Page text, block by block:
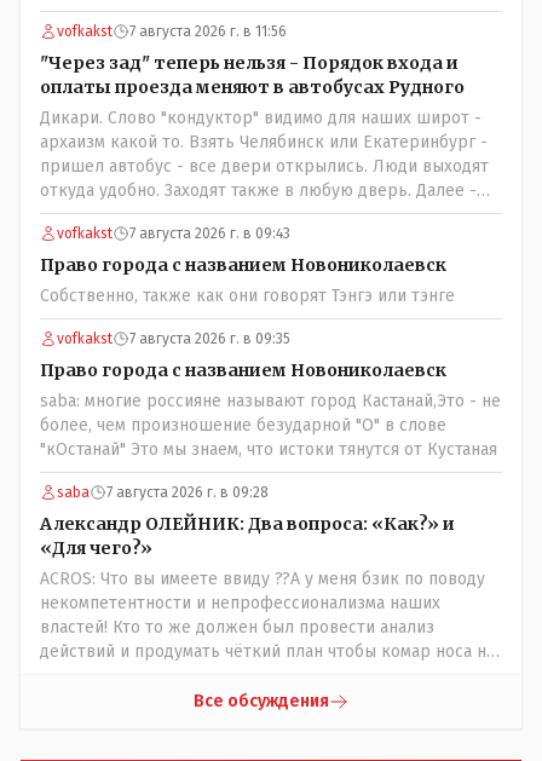
vofkakst 7 августа 2026 г. в 11:56
"Через зад" теперь нельзя - Порядок входа и
оплаты проезда меняют в автобусах Рудного
Дикари. Слово "кондуктор" видимо для наших широт -
архаизм какой то. Взять Челябинск или Екатеринбург -
пришел автобус - все двери открылись. Люди выходят
откуда удобно. Заходят также в любую дверь. Далее -
либо платишь сам (у каждой двери есть валидатор),
либо кондуктор подойдет с терминалом. Водитель
разгружен от вопросов оплаты, полностью
сконцентрировавшись на управлении автобусом.
Кондуктор - помимо удобства - несомненно рабочие
места. Сколько людей можно трудоустроить? Но зачем,
когда водитель должен и на дорогу смотреть, и оплату
контролировать , и (в редких случаях оплаты наличкой)
сдачу выдавать. У нас прогресс почему-то идет с
регрессом рука об руку. Любую хорошую задумку
умудряемся похерить(
vofkakst 7 августа 2026 г. в 09:43
Право города с названием Новониколаевск
Собственно, также как они говорят Тэнгэ или тэнге
vofkakst 7 августа 2026 г. в 09:35
Право города с названием Новониколаевск
saba: многие россияне называют город Кастанай,Это - не
более, чем произношение безударной "О" в слове
"кОстанай" Это мы знаем, что истоки тянутся от Кустаная
saba 7 августа 2026 г. в 09:28
Александр ОЛЕЙНИК: Два вопроса: «Как?» и
«Для чего?»
ACROS: Что вы имеете ввиду ??А у меня бзик по поводу
некомпетентности и непрофессионализма наших
властей! Кто то же должен был провести анализ
действий и продумать чёткий план чтобы комар носа не
центре либо кто то из родственников сидит, либо
Все обсуждения